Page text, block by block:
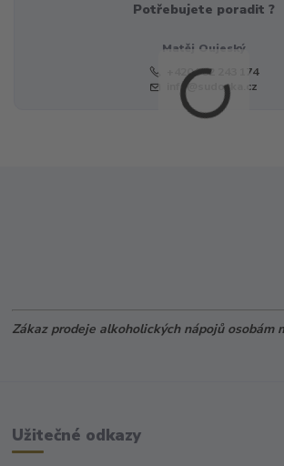
Potřebujete poradit ?
Matěj Oujeský
+420 732 243 174
info@sudovka.cz
Zákaz prodeje alkoholických nápojů osobám
Užitečné odkazy